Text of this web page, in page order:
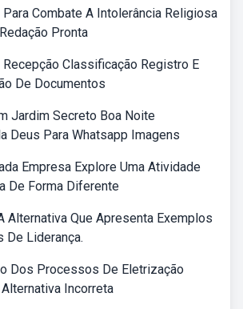
Para Combate A Intolerância Religiosa
Pronta
Classificação Registro E
De Documentos
Jardim Secreto Boa Noite
Deus Para Whatsapp Imagens
Empresa Explore Uma Atividade
De Forma Diferente
Alternativa Que Apresenta Exemplos
De Liderança.
Dos Processos De Eletrização
Incorreta